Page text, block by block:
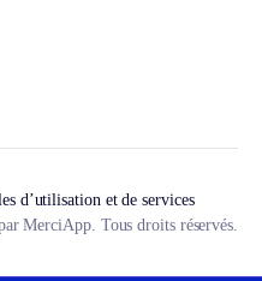
d’utilisation et de services
MerciApp. Tous droits réservés.